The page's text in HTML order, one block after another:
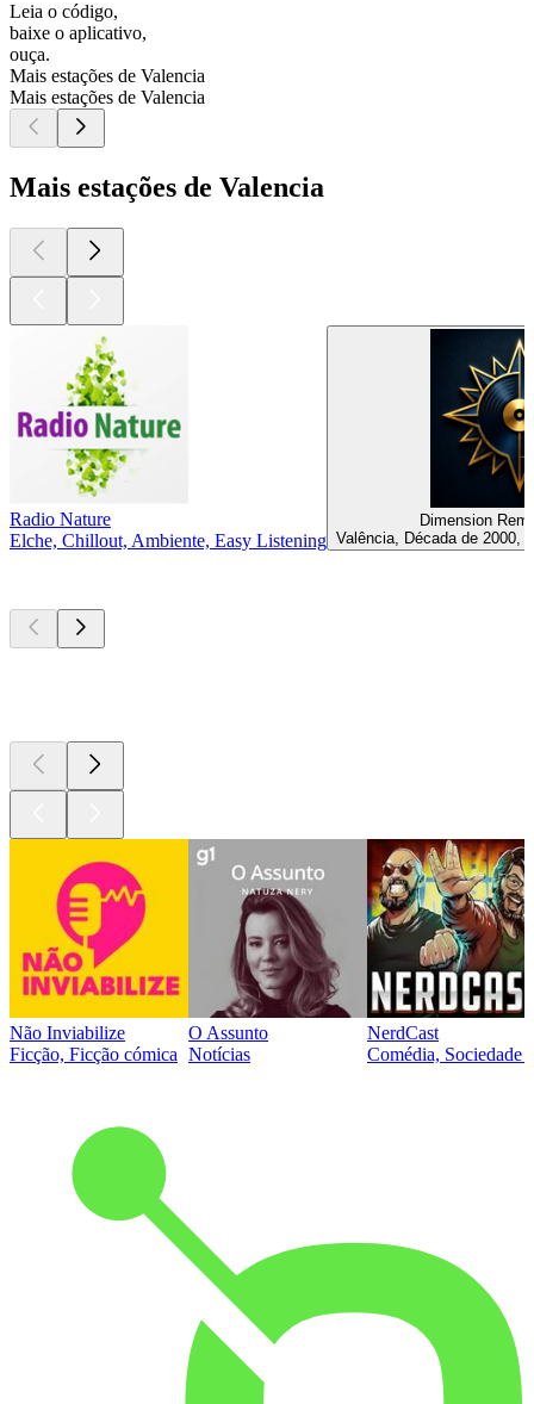
Leia o código,
baixe o aplicativo,
ouça.
Mais estações de Valencia
Mais estações de Valencia
Mais estações de Valencia
Radio Nature
Elche, Chillout, Ambiente, Easy Listening
Dimension
Valência, Década de 2000,
Não Inviabilize
Ficção, Ficção cómica
O Assunto
Notícias
NerdCast
Comédia, Sociedade